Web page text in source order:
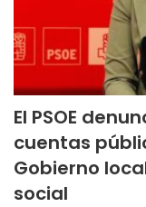
El PSOE
cuentas
Gobierno
social